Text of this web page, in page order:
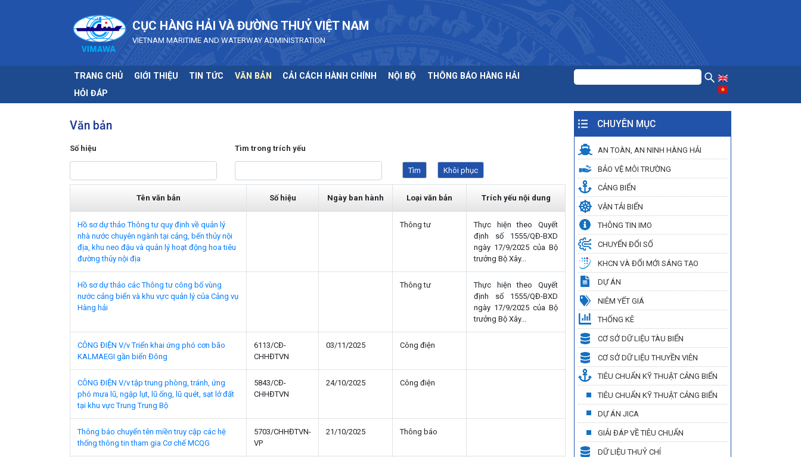
CỤC HÀNG HẢI VÀ ĐƯỜNG THUỶ VIỆT NAM
VIETNAM MARITIME AND WATERWAY ADMINISTRATION
TRANG CHỦ GIỚI THIỆU TIN TỨC VĂN BẢN CẢI CÁCH HÀNH CHÍNH NỘI BỘ
THÔNG BÁO HÀNG HẢI
HỎI ĐÁP
Văn bản
Số hiệu Tìm trong trích yếu
Tên văn bản Số hiệu Ngày ban hành Loại văn bản Trích yếu nội dung
Hồ sơ dự thảo Thông tư quy định về quản lý
nhà nước chuyên ngành tại cảng, bến thủy nội
địa, khu neo đậu và quản lý hoạt động hoa tiêu
đường thủy nội địa
Thông tư
Thực hiện theo Quyết
định số 1555/QĐ-BXD
ngày 17/9/2025 của Bộ
trưởng Bộ Xây...
Hồ sơ dự thảo các Thông tư công bố vùng
nước cảng biển và khu vực quản lý của Cảng vụ
Hàng hải
Thông tư
Thực hiện theo Quyết
định số 1555/QĐ-BXD
ngày 17/9/2025 của Bộ
trưởng Bộ Xây...
CÔNG ĐIỆN V/v Triển khai ứng phó cơn bão
KALMAEGI gần biển Đông
6113/CĐ-
CHHĐTVN
03/11/2025 Công điện
CÔNG ĐIỆN V/v tập trung phòng, tránh, ứng
phó mưa lũ, ngập lụt, lũ ống, lũ quét, sạt lở đất
tại khu vực Trung Trung Bộ
5843/CĐ-
CHHĐTVN
24/10/2025 Công điện
Thông báo chuyển tên miền truy cập các hệ
thống thông tin tham gia Cơ chế MCQG
5703/CHHĐTVN-
VP
21/10/2025 Thông báo
CHUYÊN MỤC
AN TOÀN, AN NINH HÀNG HẢI
BẢO VỆ MÔI TRƯỜNG
CẢNG BIỂN
VẬN TẢI BIỂN
THÔNG TIN IMO
CHUYỂN ĐỔI SỐ
KHCN VÀ ĐỔI MỚI SÁNG TẠO
DỰ ÁN
NIÊM YẾT GIÁ
THỐNG KÊ
CƠ SỞ DỮ LIỆU TÀU BIỂN
CƠ SỞ DỮ LIỆU THUYỀN VIÊN
TIÊU CHUẨN KỸ THUẬT CẢNG BIỂN
TIÊU CHUẨN KỸ THUẬT CẢNG BIỂN
DỰ ÁN JICA
GIẢI ĐÁP VỀ TIÊU CHUẨN
DỮ LIỆU THUỶ CHÍ